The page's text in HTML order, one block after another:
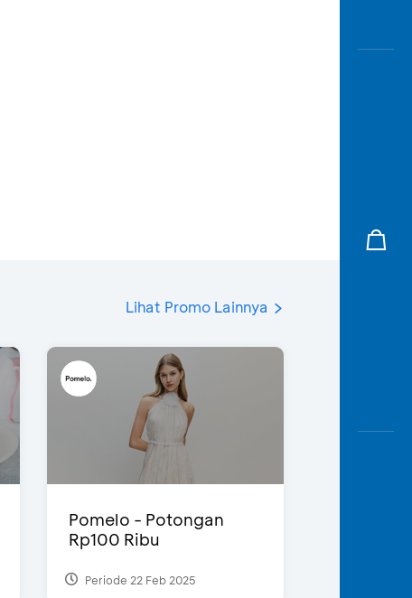
Lihat Promo Lainnya
Pomelo - Potongan
Rp100 Ribu
Periode 22 Feb 2025